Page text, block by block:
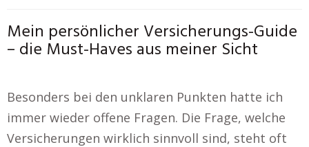
Mein persönlicher Versicherungs-Guide
– die Must-Haves aus meiner Sicht
Besonders bei den unklaren Punkten hatte ich
immer wieder offene Fragen. Die Frage, welche
Versicherungen wirklich sinnvoll sind, steht oft